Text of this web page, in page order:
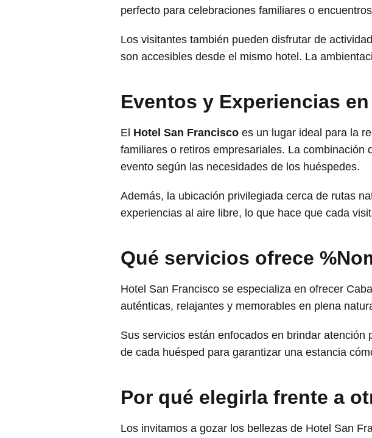
perfecto para celebraciones familiares o
Los visitantes también pueden disfrutar de
son accesibles desde el mismo hotel. La
Eventos y Experiencias
El Hotel San Francisco es un lugar ideal para la
familiares o retiros empresariales. La
evento según las necesidades de los huéspedes.
Además, la ubicación privilegiada cerca de rutas
experiencias al aire libre, lo que hace que cada
Qué servicios ofrece
Hotel San Francisco se especializa en ofrecer
auténticas, relajantes y memorables en plena
Sus servicios están enfocados en brindar
de cada huésped para garantizar una estancia
Por qué elegirla frente a
Los invitamos a gozar los bellezas de Hotel San